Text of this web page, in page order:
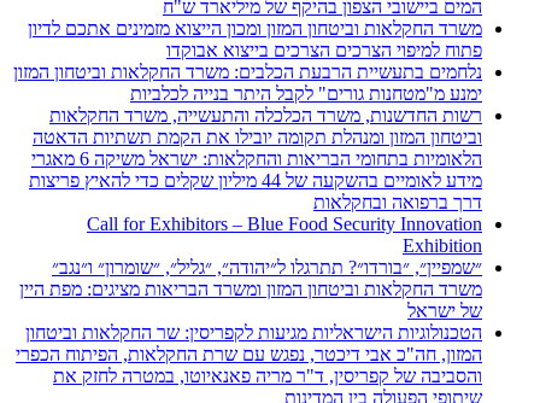
המים ביישובי הצפון בהיקף של מיליארד ש"ח
משרד החקלאות וביטחון המזון ומכון הייצוא מזמינים אתכם לדיון
פתוח למיפוי הצרכים הצרכים בייצוא אבוקדו
נלחמים בתעשיית הרבעת הכלבים: משרד החקלאות וביטחון המזון
ימנע מ"מטחנות גורים" לקבל היתר בנייה לכלביות
רשות החדשנות, משרד הכלכלה והתעשייה, משרד החקלאות
וביטחון המזון ומנהלת תקומה יובילו את הקמת תשתיות הדאטה
הלאומיות בתחומי הבריאות והחקלאות: ישראל משיקה 6 מאגרי
מידע לאומיים בהשקעה של 44 מיליון שקלים כדי להאיץ פריצות
דרך ברפואה ובחקלאות
Call for Exhibitors – Blue Food Security Innovation
Exhibition
״שמפיין״, ״בורדו״? תתרגלו ל״יהודה״, ״גליל״, ״שומרון״ ו״נגב״
משרד החקלאות וביטחון המזון ומשרד הבריאות מציגים: מפת היין
של ישראל
הטכנולוגיות הישראליות מגיעות לקפריסין: שר החקלאות וביטחון
המזון, חה"כ אבי דיכטר, נפגש עם שרת החקלאות, הפיתוח הכפרי
והסביבה של קפריסין, ד"ר מריה פאנאיוטו, במטרה לחזק את
שיתופי הפעולה בין המדינות